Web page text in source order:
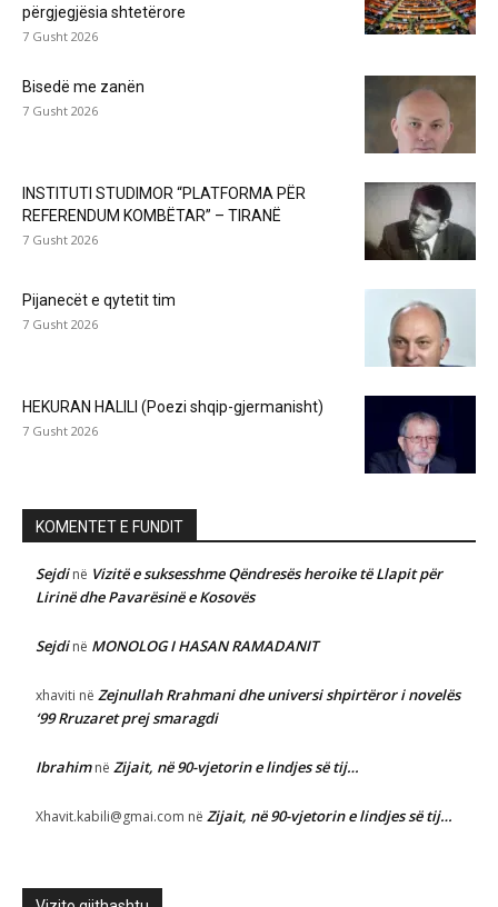
përgjegjësia shtetërore
7 Gusht 2026
Bisedë me zanën
7 Gusht 2026
INSTITUTI STUDIMOR “PLATFORMA PËR
REFERENDUM KOMBËTAR” – TIRANË
7 Gusht 2026
Pijanecët e qytetit tim
7 Gusht 2026
HEKURAN HALILI (Poezi shqip-gjermanisht)
7 Gusht 2026
KOMENTET E FUNDIT
Sejdinë Vizitë e suksesshme Qëndresës heroike të Llapit për
Lirinë dhe Pavarësinë e Kosovës
Sejdinë MONOLOG I HASAN RAMADANIT
xhaviti në Zejnullah Rrahmani dhe universi shpirtëror i novelës
‘99 Rruzaret prej smaragdi
Ibrahimnë Zijait, në 90-vjetorin e lindjes së tij…
Xhavit.kabili@gmai.com në Zijait, në 90-vjetorin e lindjes së tij…